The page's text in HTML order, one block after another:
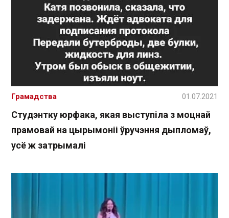
Студэнтку юрфака, якая выступіла з моцнай
прамовай на цырымоніі ўручэння дыпломаў,
усё ж затрымалі
Грамадства 01.07.2021